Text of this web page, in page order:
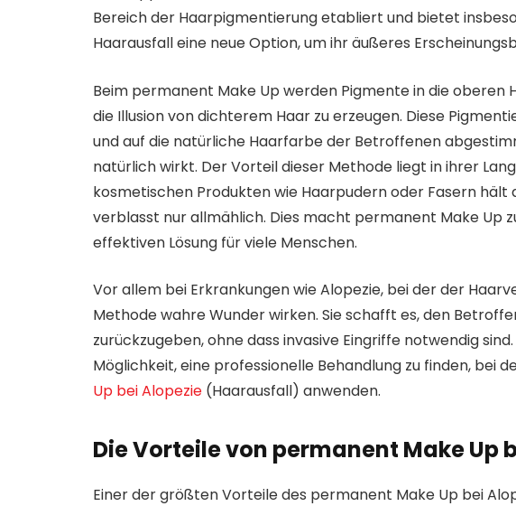
Bereich der Haarpigmentierung etabliert und bietet
Haarausfall eine neue Option, um ihr äußeres
Beim permanent Make Up werden Pigmente in die
die Illusion von dichterem Haar zu erzeugen. Diese
und auf die natürliche Haarfarbe der Betroffenen
natürlich wirkt. Der Vorteil dieser Methode liegt in ihrer
kosmetischen Produkten wie Haarpudern oder Fasern hält
verblasst nur allmählich. Dies macht permanent Make Up
effektiven Lösung für viele Menschen.
Vor allem bei Erkrankungen wie Alopezie, bei der der
Methode wahre Wunder wirken. Sie schafft es, den
zurückzugeben, ohne dass invasive Eingriffe notwendig
Möglichkeit, eine professionelle Behandlung zu finden, bei
Up bei Alopezie (Haarausfall) anwenden.
Die Vorteile von permanent Make Up
Einer der größten Vorteile des permanent Make Up bei